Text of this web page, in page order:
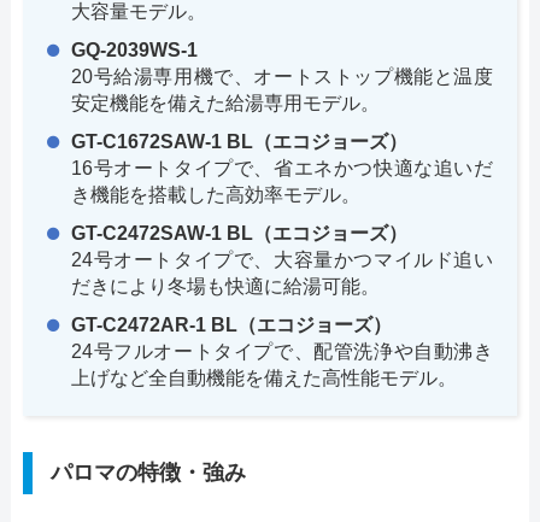
大容量モデル。
GQ-2039WS-1
20号給湯専用機で、オートストップ機能と温度
安定機能を備えた給湯専用モデル。
GT-C1672SAW-1 BL（エコジョーズ）
16号オートタイプで、省エネかつ快適な追いだ
き機能を搭載した高効率モデル。
GT-C2472SAW-1 BL（エコジョーズ）
24号オートタイプで、大容量かつマイルド追い
だきにより冬場も快適に給湯可能。
GT-C2472AR-1 BL（エコジョーズ）
24号フルオートタイプで、配管洗浄や自動沸き
上げなど全自動機能を備えた高性能モデル。
パロマの特徴・強み